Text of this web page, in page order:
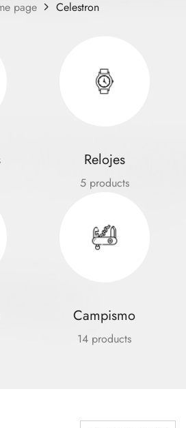
page Celestron
Relojes
5 products
Campismo
14 products